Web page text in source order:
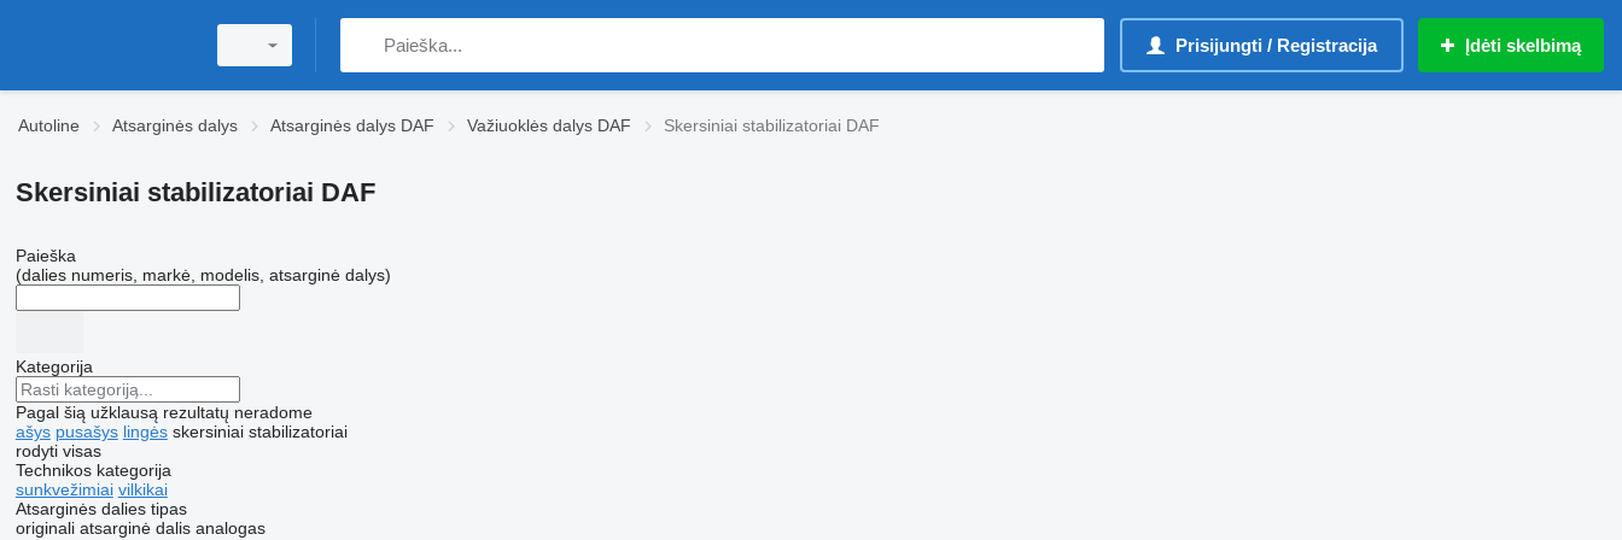
Prisijungti / Registracija Įdėti skelbimą
Autoline Atsarginės dalys Atsarginės dalys DAF Važiuoklės dalys DAF Skersiniai stabilizatoriai DAF
Skersiniai stabilizatoriai DAF
Paieška
(dalies numeris, markė, modelis, atsarginė dalys)
Kategorija
Pagal šią užklausą rezultatų neradome
ašys pusašys lingės skersiniai stabilizatoriai
rodyti visas
Technikos kategorija
sunkvežimiai vilkikai
Atsarginės dalies tipas
originali atsarginė dalis analogas